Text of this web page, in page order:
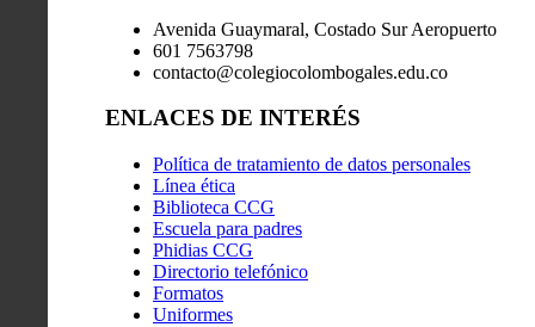
Avenida Guaymaral, Costado Sur Aeropuerto
601 7563798
contacto@colegiocolombogales.edu.co
ENLACES DE INTERÉS
Política de tratamiento de datos personales
Línea ética
Biblioteca CCG
Escuela para padres
Phidias CCG
Directorio telefónico
Formatos
Uniformes